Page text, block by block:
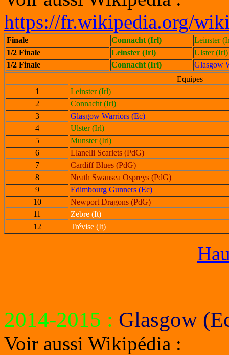
https://fr.wikipedia.org/
Finale Connacht (Irl)
Leinster
1/2 Finale
Leinster (Irl)
Ulster (Irl)
1/2 Finale
Connacht (Irl)
Glasgow
Equipes
1
Leinster (Irl)
2
Connacht (Irl)
3
Glasgow Warriors (Ec)
4
Ulster (Irl)
5
Munster (Irl)
6
Llanelli Scarlets (PdG)
7
Cardiff Blues (PdG)
8
Neath Swansea Ospreys (PdG)
9
Edimbourg Gunners (Ec)
10
Newport Dragons (PdG)
11
Zebre (It)
12
Trévise (It)
2014-2015 : Glasgow
Voir aussi Wikipédia :